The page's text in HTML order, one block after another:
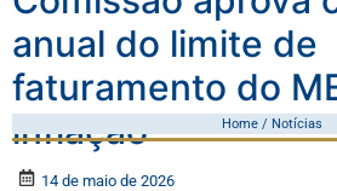
anual do limite de
faturamento do
inflação
Home / Notícias
14 de maio de 2026